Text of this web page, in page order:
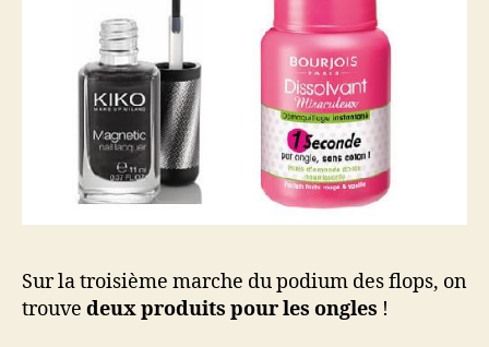
Sur la troisième marche du podium des flops, on
trouve deux produits pour les ongles !